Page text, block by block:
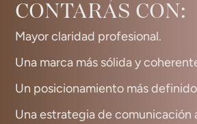
CONTARÁS CON:​
Mayor claridad profesional.
Una marca más sólida y
Un posicionamiento más
Una estrategia de comunicación